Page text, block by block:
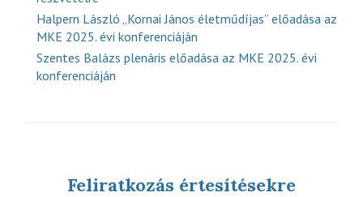
Halpern László „Kornai János életműdíjas” előadása az
MKE 2025. évi konferenciáján
Szentes Balázs plenáris előadása az MKE 2025. évi
konferenciáján
Feliratkozás értesítésekre